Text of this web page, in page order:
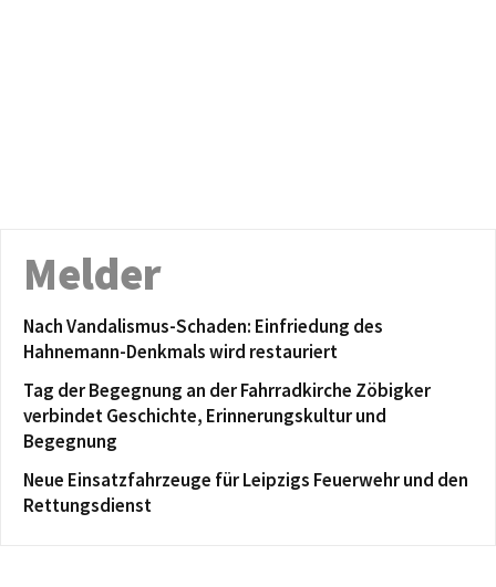
Melder
Nach Vandalismus-Schaden: Einfriedung des
Hahnemann-Denkmals wird restauriert
Tag der Begegnung an der Fahrradkirche Zöbigker
verbindet Geschichte, Erinnerungskultur und
Begegnung
Neue Einsatzfahrzeuge für Leipzigs Feuerwehr und den
Rettungsdienst